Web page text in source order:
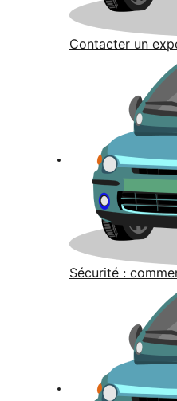
Contacter un
Sécurité :